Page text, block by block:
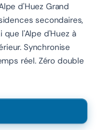
d'Huez Grand
secondaires,
que l'Alpe d'Huez à
Synchronise
réel. Zéro double
Comment puis-
can I help?